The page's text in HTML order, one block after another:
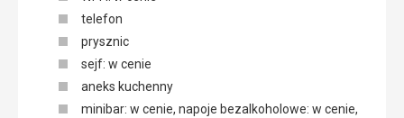
telefon
prysznic
sejf: w cenie
aneks kuchenny
minibar: w cenie, napoje bezalkoholowe: w cenie,